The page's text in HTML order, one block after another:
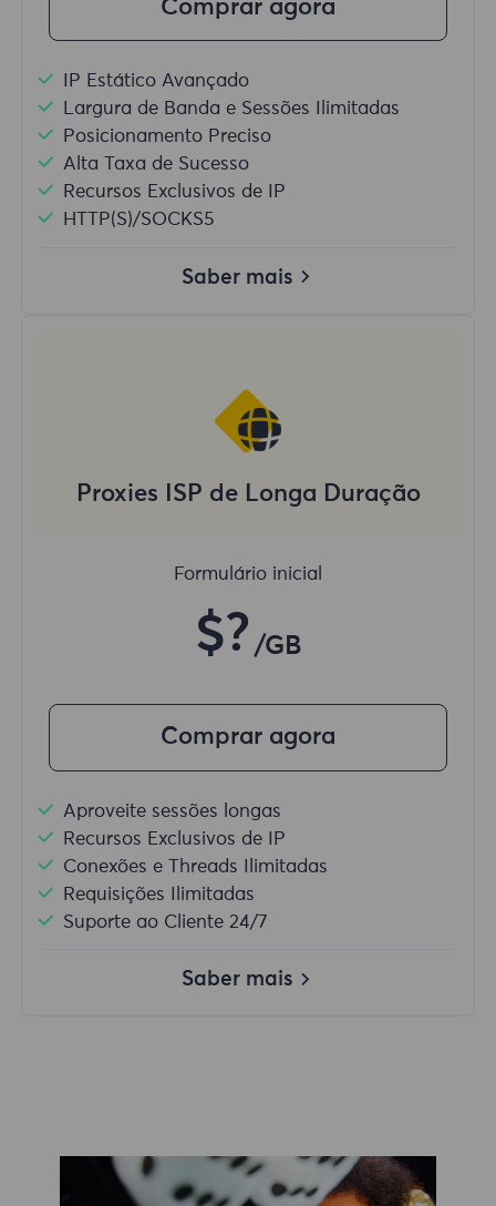
Comprar agora
IP Estático Avançado
Largura de Banda e Sessões Ilimitadas
Posicionamento Preciso
Alta Taxa de Sucesso
Recursos Exclusivos de IP
HTTP(S)/SOCKS5
Saber mais
Proxies ISP de Longa Duração
Formulário inicial
$? /GB
Comprar agora
Aproveite sessões longas
Recursos Exclusivos de IP
Conexões e Threads Ilimitadas
Requisições Ilimitadas
Suporte ao Cliente 24/7
Saber mais